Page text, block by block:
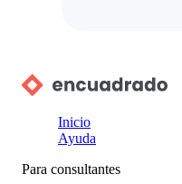
Inicio
Ayuda
Para consultantes